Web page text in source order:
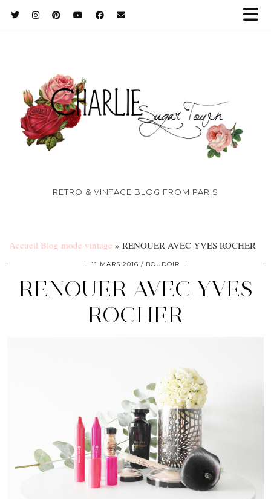
RETRO & VINTAGE BLOG FROM PARIS
Accueil Blog mode vintage » RENOUER AVEC YVES ROCHER
11 MARS 2016 BOUDOIR
RENOUER AVEC YVES
ROCHER